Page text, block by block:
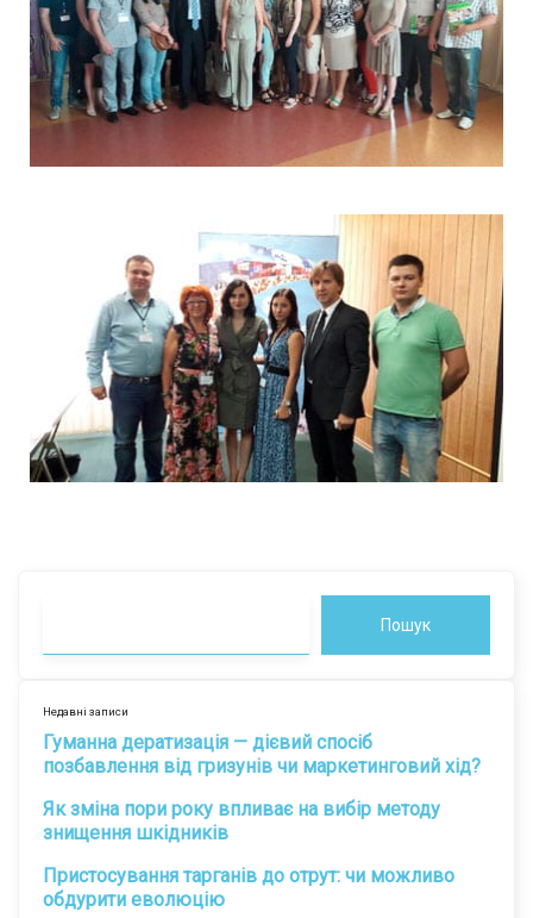
Пошук
Недавні записи
Гуманна дератизація — дієвий спосіб
позбавлення від гризунів чи маркетинговий хід?
Як зміна пори року впливає на вибір методу
знищення шкідників
Пристосування тарганів до отрут: чи можливо
обдурити еволюцію